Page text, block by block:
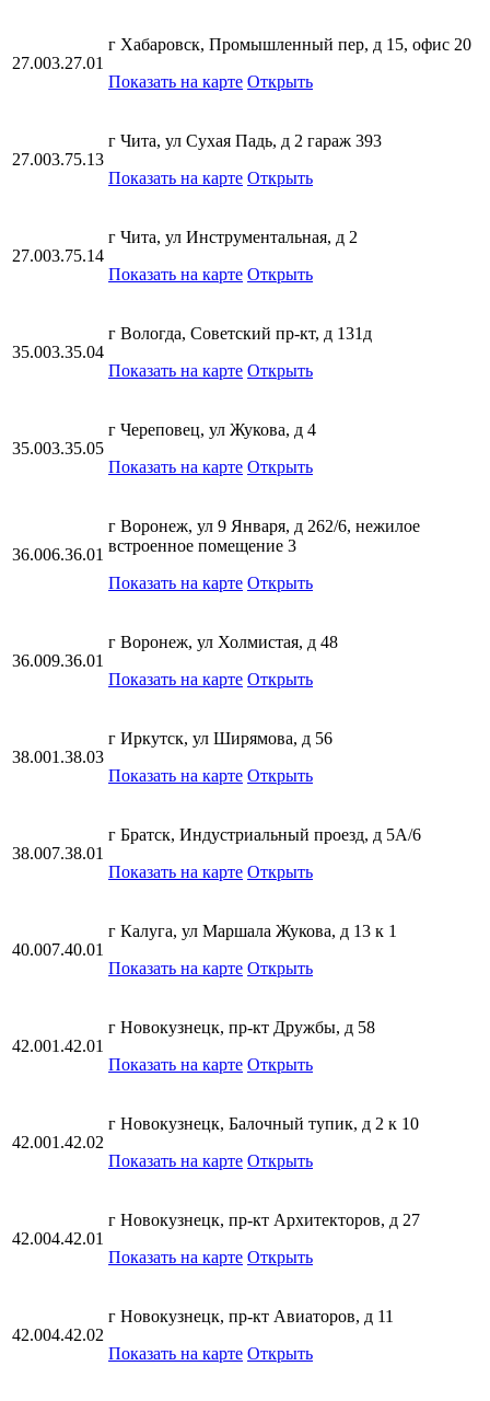
27.003.27.01
г Хабаровск, Промышленный пер, д 15, офис 20
Показать на карте Открыть
27.003.75.13
г Чита, ул Сухая Падь, д 2 гараж 393
Показать на карте Открыть
27.003.75.14
г Чита, ул Инструментальная, д 2
Показать на карте Открыть
35.003.35.04
г Вологда, Советский пр-кт, д 131д
Показать на карте Открыть
35.003.35.05
г Череповец, ул Жукова, д 4
Показать на карте Открыть
36.006.36.01
г Воронеж, ул 9 Января, д 262/6, нежилое
встроенное помещение 3
Показать на карте Открыть
36.009.36.01
г Воронеж, ул Холмистая, д 48
Показать на карте Открыть
38.001.38.03
г Иркутск, ул Ширямова, д 56
Показать на карте Открыть
38.007.38.01
г Братск, Индустриальный проезд, д 5А/6
Показать на карте Открыть
40.007.40.01
г Калуга, ул Маршала Жукова, д 13 к 1
Показать на карте Открыть
42.001.42.01
г Новокузнецк, пр-кт Дружбы, д 58
Показать на карте Открыть
42.001.42.02
г Новокузнецк, Балочный тупик, д 2 к 10
Показать на карте Открыть
42.004.42.01
г Новокузнецк, пр-кт Архитекторов, д 27
Показать на карте Открыть
42.004.42.02
г Новокузнецк, пр-кт Авиаторов, д 11
Показать на карте Открыть